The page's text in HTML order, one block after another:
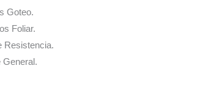
Goteo.
Foliar.
Resistencia.
General.